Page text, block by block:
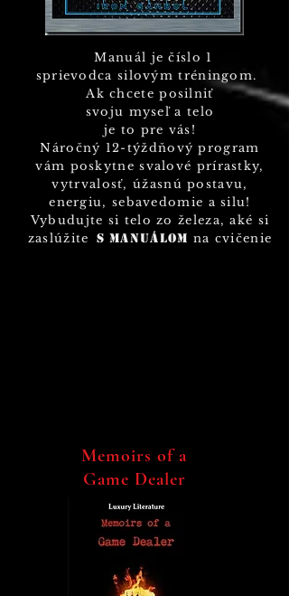
Manuál je číslo 1
sprievodca silovým tréningom.
Ak chcete posilniť
svoju myseľ a telo
je to pre vás!
Náročný 12-týždňový program
vám poskytne svalové prírastky,
vytrvalosť, úžasnú postavu,
energiu, sebavedomie a silu!
Vybudujte si telo zo železa, aké si
zaslúžite s manuálom na cvičenie
Memoirs of a
Game Dealer